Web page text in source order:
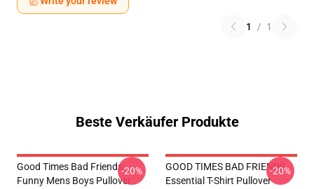
1 / 1
Beste Verkäufer Produkte
Good Times Bad Friends
Funny Mens Boys Pullover
-20%
GOOD TIMES BAD FRIENDS
Essential T-Shirt Pullover
-20%